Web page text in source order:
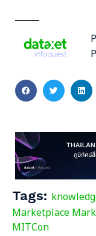
Tags:
Marketplace
MITCon